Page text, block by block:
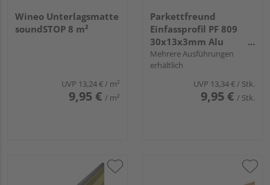
Wineo Unterlagsmatte
soundSTOP 8 m²
UVP 13,24 €/ m²
9,95 € / m²
Parkettfreund
Einfassprofil PF 809
30x13x3mm Alu
edelstahl eloxiert
Mehrere Ausführungen
erhältlich
UVP 13,34 €/ Stk.
9,95 € / Stk.